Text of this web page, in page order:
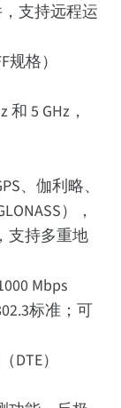
支持远程运
规格）
和 5 GHz，
、伽利略、
），
支持多重地
Mbps
标准；可
DTE）